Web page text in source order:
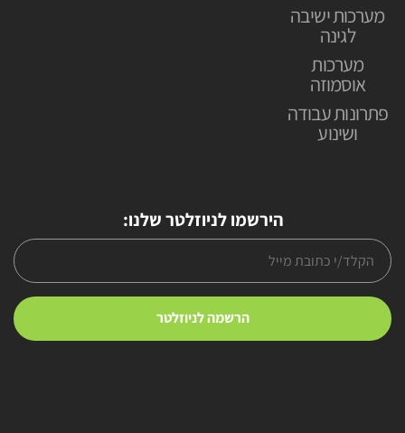
מערכות ישיבה
לגינה
מערכות
אוסמוזה
פתרונות עבודה
ושינוע
הירשמו לניוזלטר שלנו: